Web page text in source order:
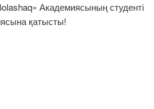
Академиясының студенті
қатысты!